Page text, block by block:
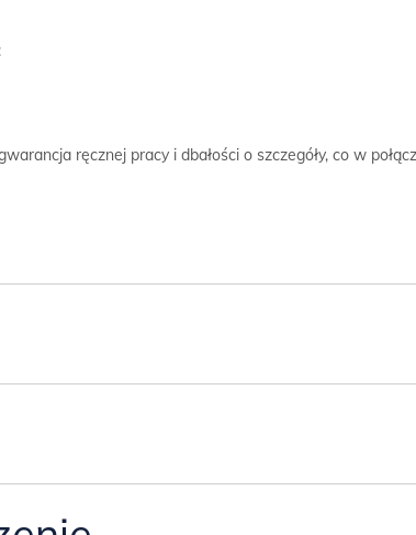
ręcznej pracy i dbałości o szczegóły, co w
100cm:
za pomocą podcięcia na palce pod blatem.